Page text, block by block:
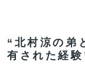
“北村涼の弟
有された経験